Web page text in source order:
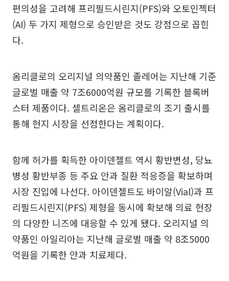
편의성을 고려해 프리필드시린지(PFS)와 오토인젝터
(AI) 두 가지 제형으로 승인받은 것도 강점으로 꼽힌
다.
옴리클로의 오리지널 의약품인 졸레어는 지난해 기준
글로벌 매출 약 7조6000억원 규모를 기록한 블록버
스터 제품이다. 셀트리온은 옴리클로의 조기 출시를
통해 현지 시장을 선점한다는 계획이다.
함께 허가를 획득한 아이덴젤트 역시 황반변성, 당뇨
병성 황반부종 등 주요 안과 질환 적응증을 확보하며
시장 진입에 나선다. 아이덴젤트도 바이알(Vial)과 프
리필드시린지(PFS) 제형을 동시에 확보해 의료 현장
의 다양한 니즈에 대응할 수 있게 됐다. 오리지널 의
약품인 아일리아는 지난해 글로벌 매출 약 8조5000
억원을 기록한 안과 치료제다.